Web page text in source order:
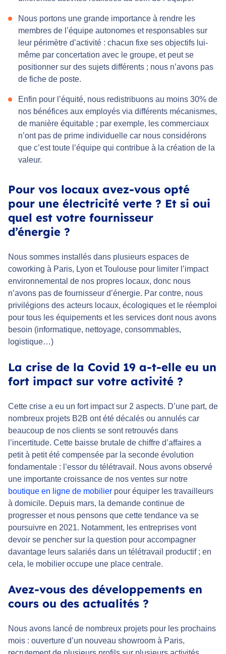
Nous portons une grande importance à rendre les
membres de l’équipe autonomes et responsables sur
leur périmètre d’activité : chacun fixe ses objectifs lui-
même par concertation avec le groupe, et peut se
positionner sur des sujets différents ; nous n’avons pas
de fiche de poste.
Enfin pour l’équité, nous redistribuons au moins 30% de
nos bénéfices aux employés via différents mécanismes,
de manière équitable ; par exemple, les commerciaux
n’ont pas de prime individuelle car nous considérons
que c’est toute l’équipe qui contribue à la création de la
valeur.
Pour vos locaux avez-vous opté
pour une électricité verte ? Et si oui
quel est votre fournisseur
d’énergie ?
Nous sommes installés dans plusieurs espaces de
coworking à Paris, Lyon et Toulouse pour limiter l’impact
environnemental de nos propres locaux, donc nous
n’avons pas de fournisseur d’énergie. Par contre, nous
privilégions des acteurs locaux, écologiques et le réemploi
pour tous les équipements et les services dont nous avons
besoin (informatique, nettoyage, consommables,
logistique…)
La crise de la Covid 19 a-t-elle eu un
fort impact sur votre activité ?
Cette crise a eu un fort impact sur 2 aspects. D’une part, de
nombreux projets B2B ont été décalés ou annulés car
beaucoup de nos clients se sont retrouvés dans
l’incertitude. Cette baisse brutale de chiffre d’affaires a
petit à petit été compensée par la seconde évolution
fondamentale : l’essor du télétravail. Nous avons observé
une importante croissance de nos ventes sur notre
boutique en ligne de mobilier pour équiper les travailleurs
à domicile. Depuis mars, la demande continue de
progresser et nous pensons que cette tendance va se
poursuivre en 2021. Notamment, les entreprises vont
devoir se pencher sur la question pour accompagner
davantage leurs salariés dans un télétravail productif ; en
cela, le mobilier occupe une place centrale.
Avez-vous des développements en
cours ou des actualités ?
Nous avons lancé de nombreux projets pour les prochains
mois : ouverture d’un nouveau showroom à Paris,